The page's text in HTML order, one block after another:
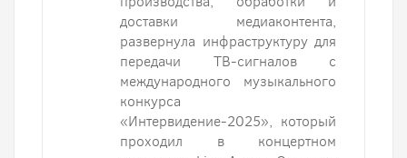
доставки медиаконтента,
развернула инфраструктуру для
передачи ТВ-сигналов с
международного музыкального
конкурса
«Интервидение-2025», который
проходил в концертном